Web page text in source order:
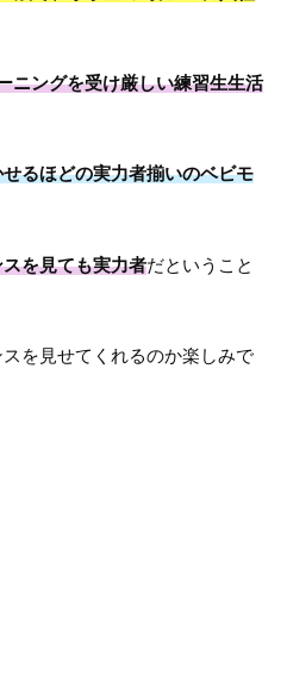
ニングを受け厳しい練習生生活
るほどの実力者揃いのベビモ
を見ても実力者だということ
を見せてくれるのか楽しみで